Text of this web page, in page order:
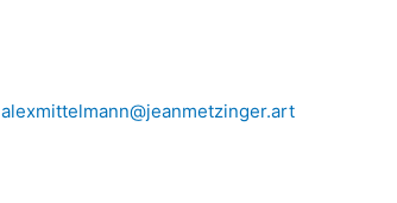
alexmittelmann@jeanmetzinger.art